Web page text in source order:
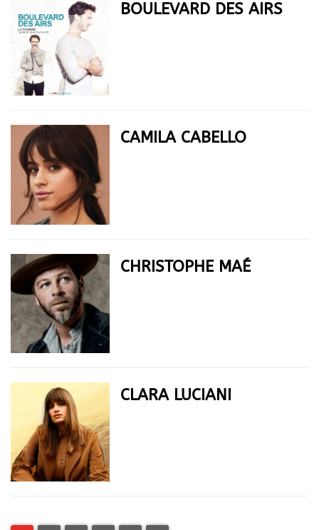
BOULEVARD DES AIRS
CAMILA CABELLO
CHRISTOPHE MAÉ
CLARA LUCIANI